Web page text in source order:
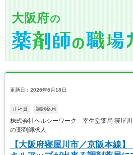
大阪府の
更新日：2026年6月18日
正社員 調剤薬局
株式会社ヘルシーワーク 幸生堂薬局 寝屋
の薬剤師求人
【大阪府寝屋川市／京阪本線